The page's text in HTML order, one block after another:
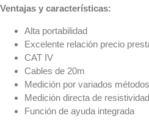
Ventajas y características:
Alta portabilidad
Excelente relación precio
CAT IV
Cables de 20m
Medición por variados
Medición directa de resistividad
Función de ayuda integrada